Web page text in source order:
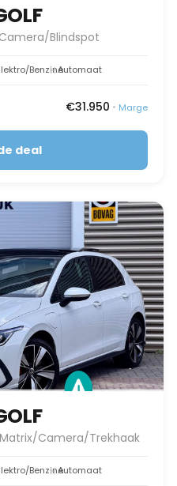
Blindspot
BenzineAutomaat
€31.950 • Marge
deal
Matrix/Camera/Trekhaak
BenzineAutomaat